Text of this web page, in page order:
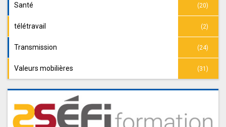
Santé (20)
télétravail (2)
Transmission (24)
Valeurs mobilières (31)